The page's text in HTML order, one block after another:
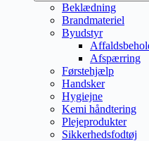
Beklædning
Brandmateriel
Byudstyr
Afspærring
Førstehjælp
Handsker
Hygiejne
Kemi håndtering
Plejeprodukter
Sikkerhedsfodtøj